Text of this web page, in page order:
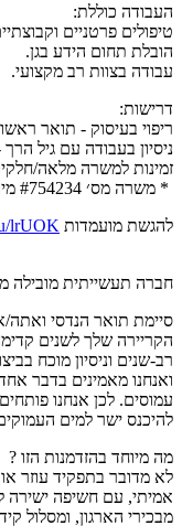
העבודה כוללת:
טיפולים פרטניים
הובלת תחום הידע בגן.
עבודה בצוות רב מקצועי.
דרישות:
ריפוי בעיסוק - תואר
ניסיון בעבודה עם גיל
זמינות למשרה מלאה/
* משרה מס׳ #754234 מיועדת לגברים ונשים כאחד
להגשת מועמדות lrUOK
חברה תעשייתית מובילה
סיימת תואר הנדסי
הקריירה שלך לשנים
רב-שנים וניסיון מוכח
ואנחנו מאמינים בדבר
עמוסים. לכן אנחנו
להיכנס ישר למים
מה מיוחד בהזדמנות הזו ?
לא מדובר בתפקיד עוזר או
אמיתי, עם חשיפה ישירה
מבכירי הארגון, ומסלול